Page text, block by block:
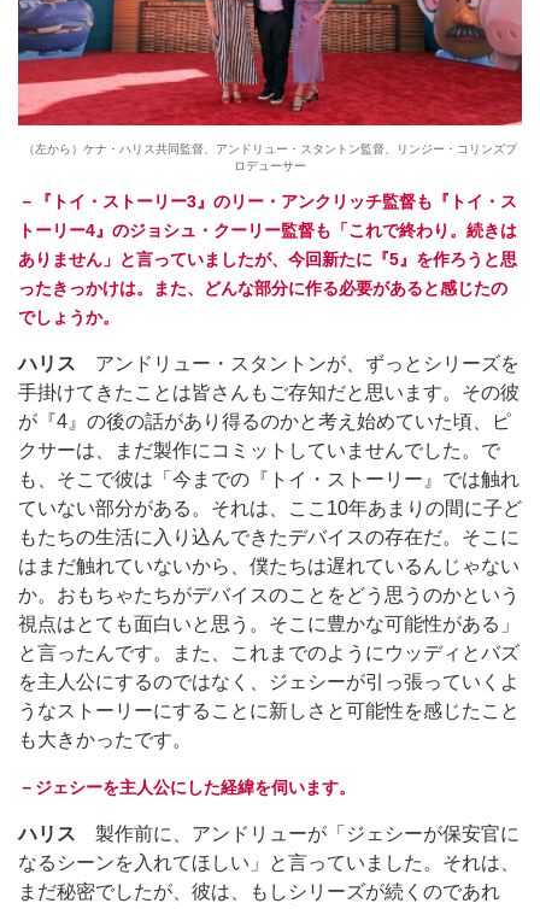
（左から）ケナ・ハリス共同監督、アンドリュー・スタントン監督、リンジー・コリンズプ
ロデューサー
－『トイ・ストーリー3』のリー・アンクリッチ監督も『トイ・ス
トーリー4』のジョシュ・クーリー監督も「これで終わり。続きは
ありません」と言っていましたが、今回新たに『5』を作ろうと思
ったきっかけは。また、どんな部分に作る必要があると感じたの
でしょうか。
ハリス アンドリュー・スタントンが、ずっとシリーズを
手掛けてきたことは皆さんもご存知だと思います。その彼
が『4』の後の話があり得るのかと考え始めていた頃、ピ
クサーは、まだ製作にコミットしていませんでした。で
も、そこで彼は「今までの『トイ・ストーリー』では触れ
ていない部分がある。それは、ここ10年あまりの間に子ど
もたちの生活に入り込んできたデバイスの存在だ。そこに
はまだ触れていないから、僕たちは遅れているんじゃない
か。おもちゃたちがデバイスのことをどう思うのかという
視点はとても面白いと思う。そこに豊かな可能性がある」
と言ったんです。また、これまでのようにウッディとバズ
を主人公にするのではなく、ジェシーが引っ張っていくよ
うなストーリーにすることに新しさと可能性を感じたこと
も大きかったです。
－ジェシーを主人公にした経緯を伺います。
ハリス 製作前に、アンドリューが「ジェシーが保安官に
なるシーンを入れてほしい」と言っていました。それは、
まだ秘密でしたが、彼は、もしシリーズが続くのであれ